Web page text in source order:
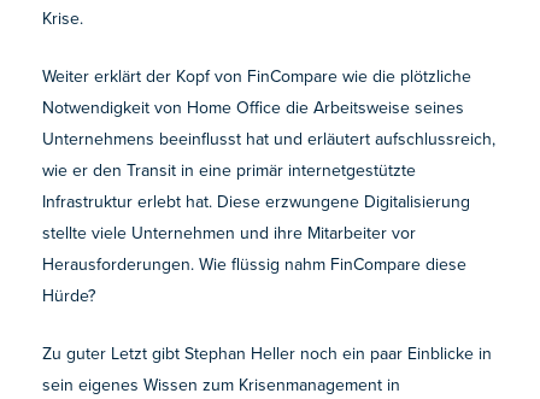
Krise.
Weiter erklärt der Kopf von FinCompare wie die plötzliche
Notwendigkeit von Home Office die Arbeitsweise seines
Unternehmens beeinflusst hat und erläutert aufschlussreich,
wie er den Transit in eine primär internetgestützte
Infrastruktur erlebt hat. Diese erzwungene Digitalisierung
stellte viele Unternehmen und ihre Mitarbeiter vor
Herausforderungen. Wie flüssig nahm FinCompare diese
Hürde?
Zu guter Letzt gibt Stephan Heller noch ein paar Einblicke in
sein eigenes Wissen zum Krisenmanagement in